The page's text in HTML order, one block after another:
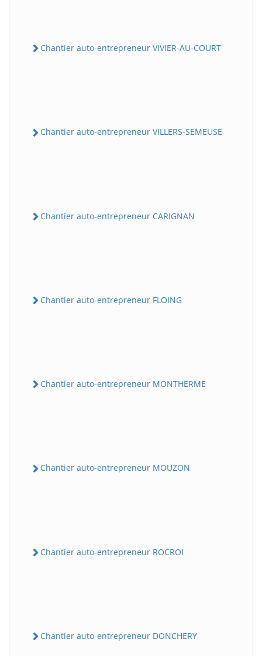
Chantier auto-entrepreneur VIVIER-AU-COURT
Chantier auto-entrepreneur VILLERS-SEMEUSE
Chantier auto-entrepreneur CARIGNAN
Chantier auto-entrepreneur FLOING
Chantier auto-entrepreneur MONTHERME
Chantier auto-entrepreneur MOUZON
Chantier auto-entrepreneur ROCROI
Chantier auto-entrepreneur DONCHERY